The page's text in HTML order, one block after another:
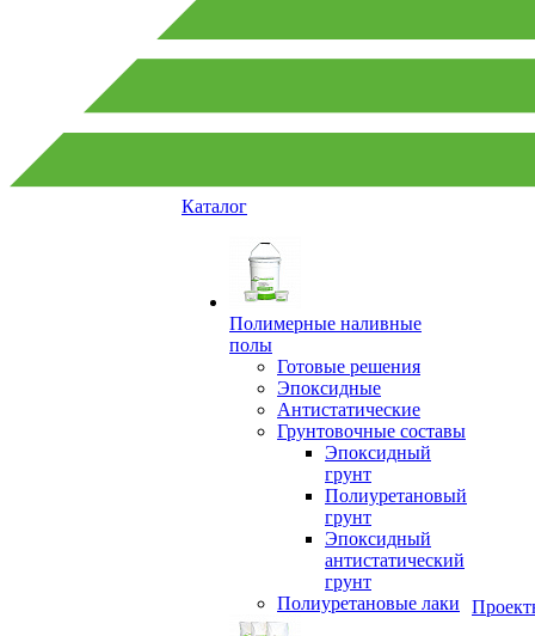
Каталог
Полимерные наливные
полы
Готовые решения
Эпоксидные
Антистатические
Грунтовочные составы
Эпоксидный
грунт
Полиуретановый
грунт
Эпоксидный
антистатический
грунт
Полиуретановые лаки